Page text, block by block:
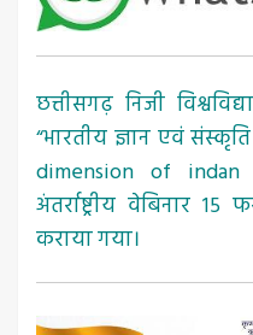
छत्तीसगढ़ निजी
“भारतीय ज्ञान एवं
dimension of
अंतर्राष्ट्रीय वेबिनार
कराया गया।